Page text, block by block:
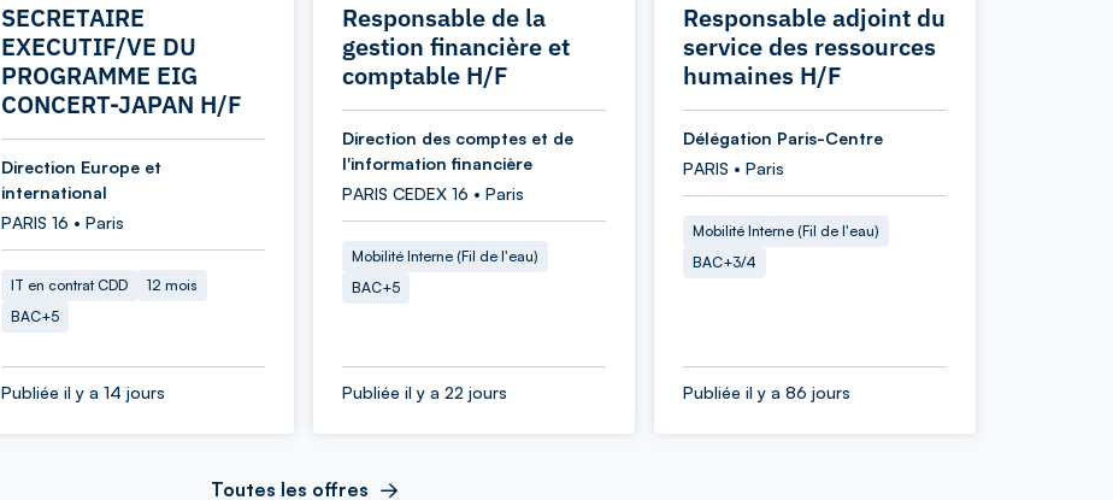
SECRETAIRE
EXECUTIF/VE DU
PROGRAMME EIG
CONCERT-JAPAN H/F
Direction Europe et
international
PARIS 16 • Paris
IT en contrat CDD
12 mois
BAC+5
Publiée il y a 14 jours
Responsable de la
gestion financière et
comptable H/F
Direction des comptes et de
l'information financière
PARIS CEDEX 16 • Paris
Mobilité Interne (Fil de l'eau)
BAC+5
Publiée il y a 22 jours
Responsable adjoint du
service des ressources
humaines H/F
Délégation Paris-Centre
PARIS • Paris
Mobilité Interne (Fil de l'eau)
BAC+3/4
Publiée il y a 86 jours
Toutes les offres